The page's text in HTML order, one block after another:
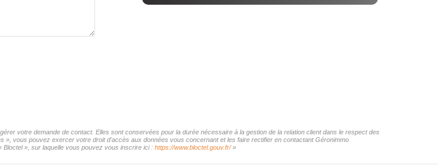
votre demande de contact. Elles sont conservées pour la durée nécessaire à la gestion de la relation client dans le respect des
vous pouvez exercer votre droit d'accès aux données vous concernant et les faire rectifier en contactant Géronimmo
», sur laquelle vous pouvez vous inscrire ici : https://www.bloctel.gouv.fr/»